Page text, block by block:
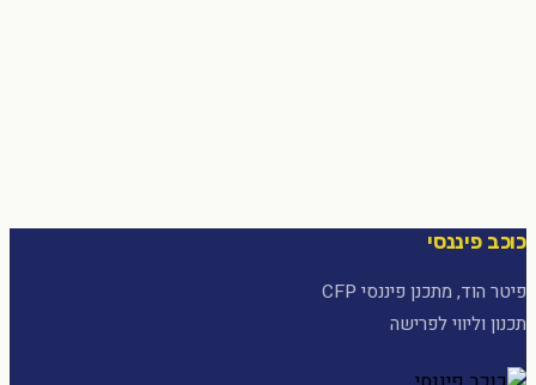
כוכב פיננסי
פיטר הוד, מתכנן פיננסי CFP
תכנון וליווי לפרישה